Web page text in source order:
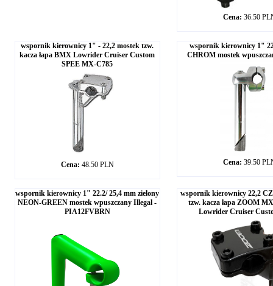
Cena: 36.50
wspornik kierownicy 1" - 22,2 mostek tzw.
kacza łapa BMX Lowrider Cruiser Custom
SPEE MX-C785
Cena: 48.50 PLN
wspornik kierownicy 1"
CHROM mostek
Cena: 39.50
wspornik kierownicy 1" 22.2/ 25,4 mm zielony
NEON-GREEN mostek wpuszczany Illegal -
PIA12FVBRN
wspornik kierownicy 22,2
tzw. kacza łapa ZOOM
Lowrider Cruiser